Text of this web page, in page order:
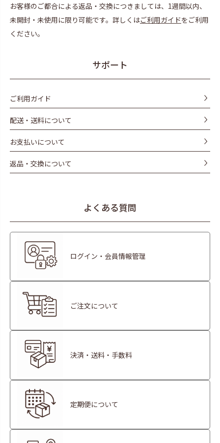
お客様のご都合による返品・交換につきましては、1週間以内、
未開封・未使用に限り可能です。詳しくはご利用ガイドをご利用
ください。
サポート
ご利用ガイド
配送・送料について
お支払いについて
返品・交換について
よくある質問
ログイン・会員情報管理
ご注文について
決済・送料・手数料
定期便について